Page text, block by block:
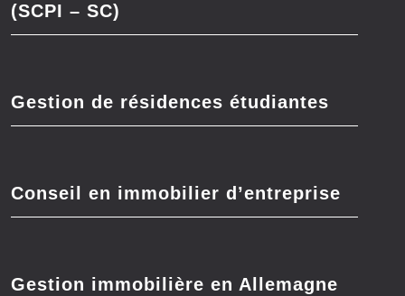
(SCPI – SC)
Gestion de résidences étudiantes
Conseil en immobilier d’entreprise
Gestion immobilière en Allemagne